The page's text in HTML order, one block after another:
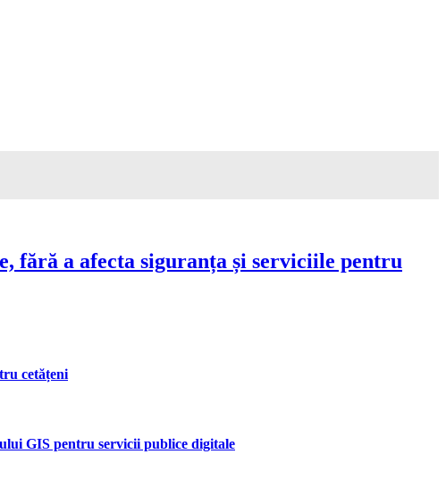
fără a afecta siguranța și serviciile pentru
cetățeni
GIS pentru servicii publice digitale